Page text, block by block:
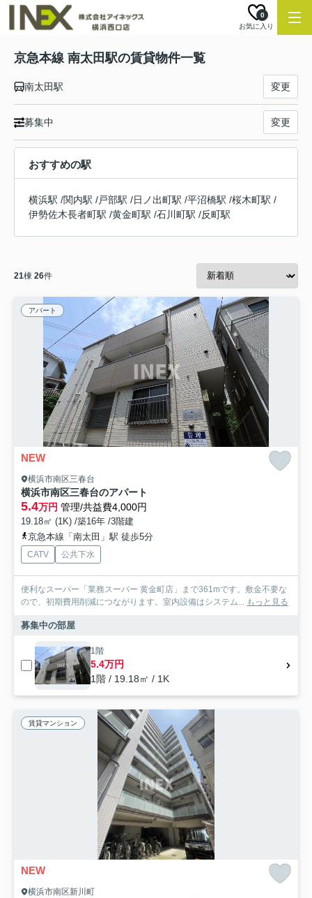
お気に入り
0
京急本線 南太田駅の賃貸物件一覧
南太田駅 変更
募集中 変更
おすすめの駅
横浜駅 /関内駅 /戸部駅 /日ノ出町駅 /平沼橋駅 /桜木町駅 /
伊勢佐木長者町駅 /黄金町駅 /石川町駅 /反町駅
21棟 26件
アパート
NEW
横浜市南区三春台
横浜市南区三春台のアパート
5.4万円 管理/共益費4,000円
19.18㎡ (1K) /築16年 /3階建
京急本線「南太田」駅 徒歩5分
CATV 公共下水
便利なスーパー「業務スーパー 黄金町店」まで361mです。敷金不要な
ので、初期費用削減につながります。室内設備はシステム... もっと見る
募集中の部屋
1階
5.4万円
1階 / 19.18㎡ / 1K
賃貸マンション
NEW
横浜市南区新川町